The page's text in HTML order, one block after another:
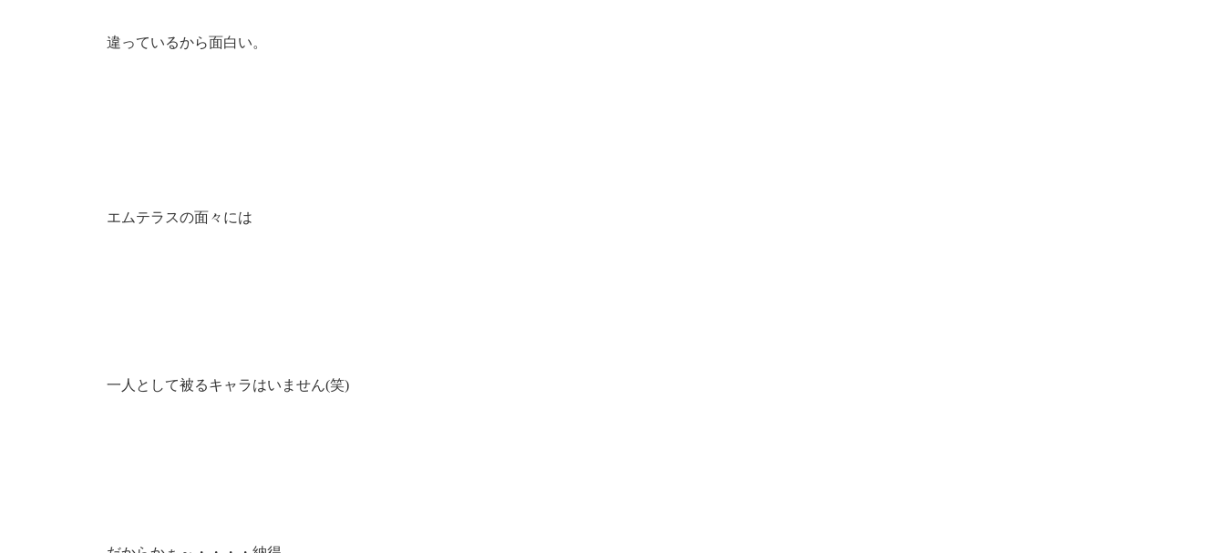
違っているから面白い。
エムテラスの面々には
一人として被るキャラはいません(笑)